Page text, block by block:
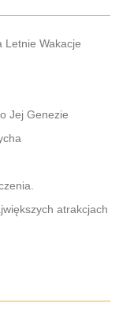
Letnie Wakacje
Jej Genezie
atrakcjach